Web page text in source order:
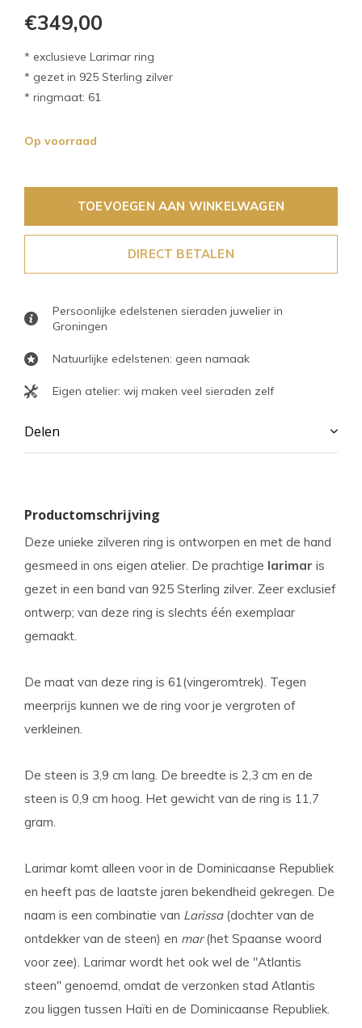
€349,00
* exclusieve Larimar ring
* gezet in 925 Sterling zilver
* ringmaat: 61
Op voorraad
TOEVOEGEN AAN WINKELWAGEN
DIRECT BETALEN
Persoonlijke edelstenen sieraden juwelier in
Groningen
Natuurlijke edelstenen: geen namaak
Eigen atelier: wij maken veel sieraden zelf
Delen
Productomschrijving
Deze unieke zilveren ring is ontworpen en met de hand
gesmeed in ons eigen atelier. De prachtige larimar is
gezet in een band van 925 Sterling zilver. Zeer exclusief
ontwerp; van deze ring is slechts één exemplaar
gemaakt.
De maat van deze ring is 61(vingeromtrek). Tegen
meerprijs kunnen we de ring voor je vergroten of
verkleinen.
De steen is 3,9 cm lang. De breedte is 2,3 cm en de
steen is 0,9 cm hoog. Het gewicht van de ring is 11,7
gram.
Larimar komt alleen voor in de Dominicaanse Republiek
en heeft pas de laatste jaren bekendheid gekregen. De
naam is een combinatie van Larissa(dochter van de
ontdekker van de steen) en mar(het Spaanse woord
voor zee). Larimar wordt het ook wel de "Atlantis
steen" genoemd, omdat de verzonken stad Atlantis
zou liggen tussen Haïti en de Dominicaanse Republiek.